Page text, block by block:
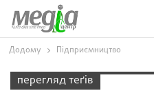
Додому Підприємництво
перегляд теґів